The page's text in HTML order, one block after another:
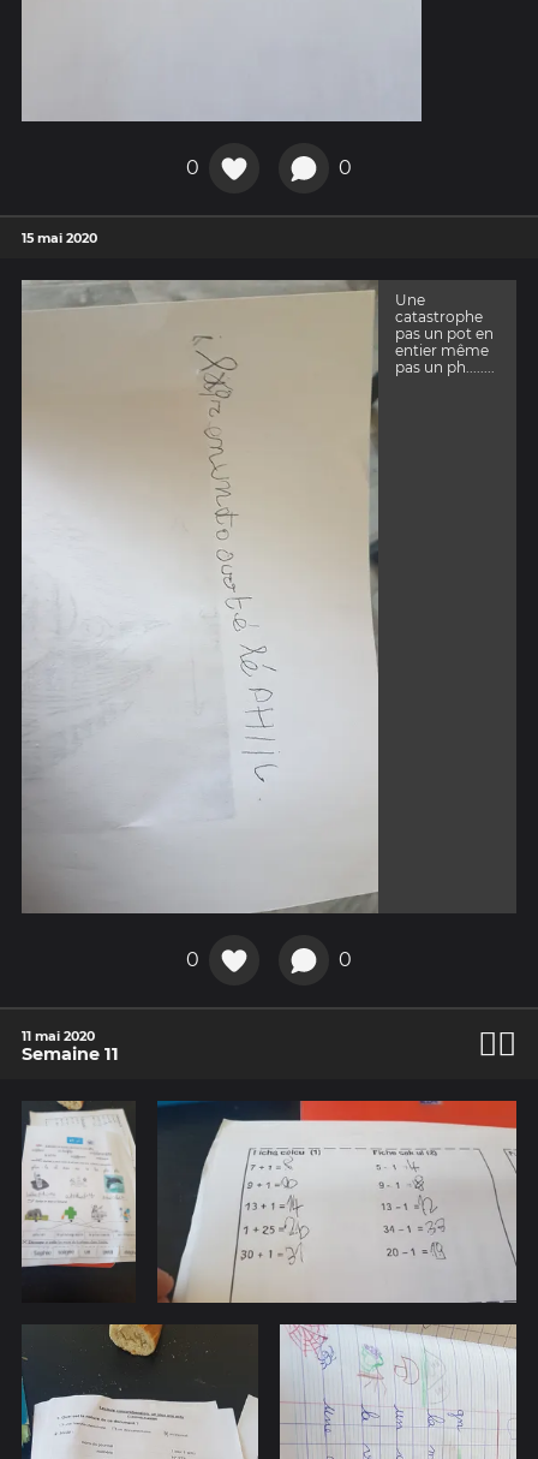
0 0
15 mai 2020
Une
catastrophe
pas un pot en
entier même
pas un ph........
0 0
11 mai 2020
Semaine 11 🧘‍♂️